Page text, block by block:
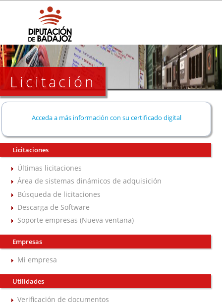
Licitación
Acceda a más información con su certificado digital
Licitaciones
Últimas licitaciones
Área de sistemas dinámicos de adquisición
Búsqueda de licitaciones
Descarga de Software
Soporte empresas (Nueva ventana)
Empresas
Mi empresa
Utilidades
Verificación de documentos